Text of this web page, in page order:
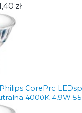
zł
CorePro
4000K 4,9W